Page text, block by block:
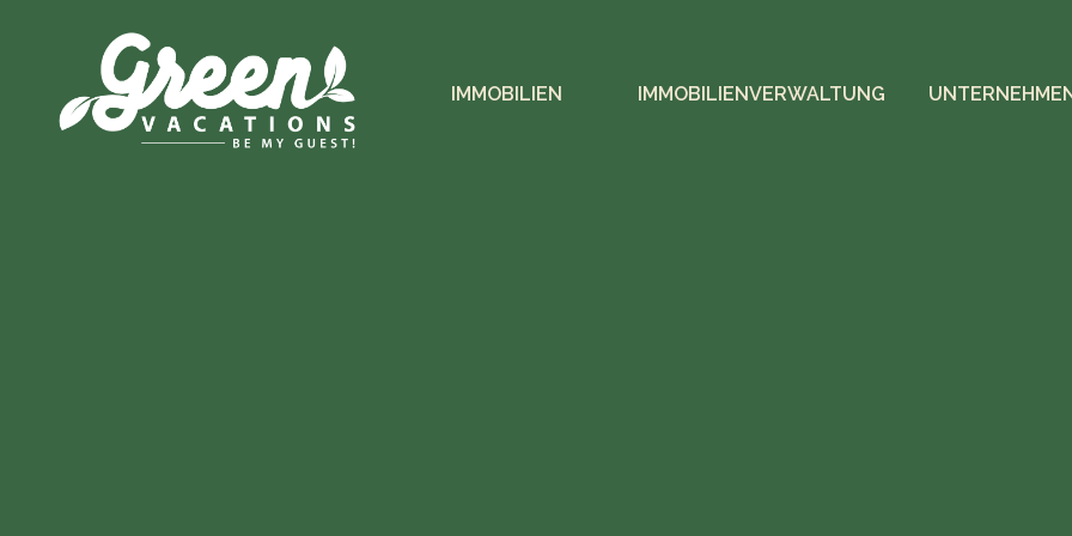
IMMOBILIEN IMMOBILIENVERWALTUNG